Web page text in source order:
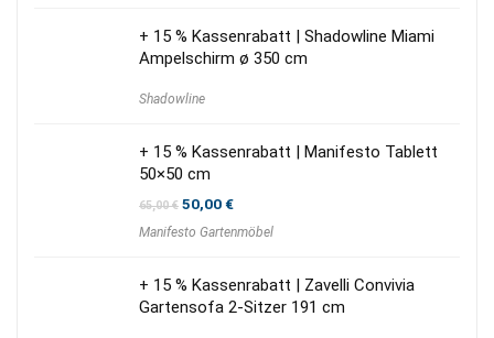
+ 15 % Kassenrabatt | Shadowline Miami
Ampelschirm ø 350 cm
Shadowline
+ 15 % Kassenrabatt | Manifesto Tablett
50×50 cm
65,00€ Ursprünglicher
war:
50,00€Aktueller
ist:
Manifesto Gartenmöbel
+ 15 % Kassenrabatt | Zavelli Convivia
Gartensofa 2-Sitzer 191 cm